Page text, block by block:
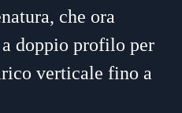
che ora
doppio profilo per
verticale fino a